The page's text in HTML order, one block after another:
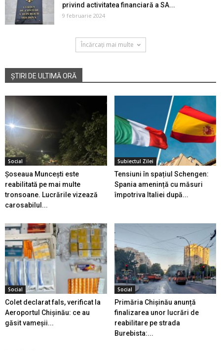
privind activitatea financiară a SA...
9 februarie 2024
Încărcați mai multe
ȘTIRI DE ULTIMĂ ORĂ
Social
Șoseaua Muncești este
reabilitată pe mai multe
tronsoane. Lucrările vizează
carosabilul...
Subiectul Zilei
Tensiuni în spațiul Schengen:
Spania amenință cu măsuri
împotriva Italiei după...
Social
Colet declarat fals, verificat la
Aeroportul Chișinău: ce au
găsit vameșii...
Social
Primăria Chișinău anunță
finalizarea unor lucrări de
reabilitare pe strada
Burebista:...